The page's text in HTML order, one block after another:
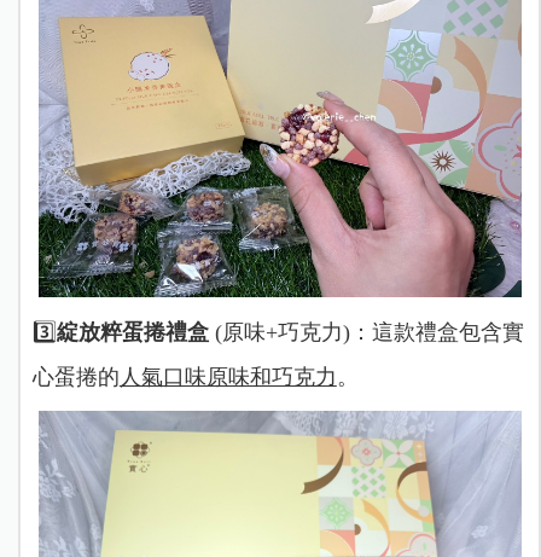
3️⃣綻放粹蛋捲禮盒(原味+巧克力)：這款禮盒包含實
心蛋捲的 人氣口味原味和巧克力 。